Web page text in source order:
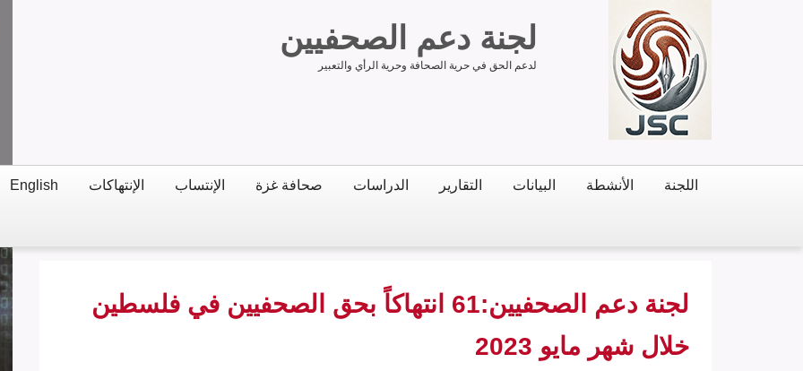
لجنة دعم الصحفيين
لدعم الحق في حرية الصحافة وحرية الرأي والتعبير
اللجنة الأنشطة البيانات التقارير الدراسات صحافة غزة الإنتساب الإنتهاكات English
لجنة دعم الصحفيين:61 انتهاكاً بحق الصحفيين في فلسطين
خلال شهر مايو 2023